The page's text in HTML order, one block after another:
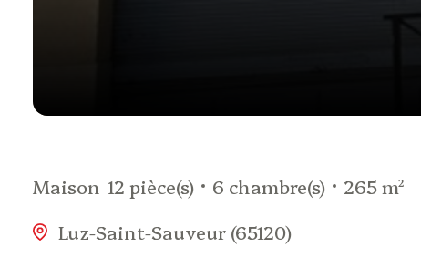
Maison 12 pièce(s) 6 chambre(s)
265 m²
Luz-Saint-Sauveur (65120)